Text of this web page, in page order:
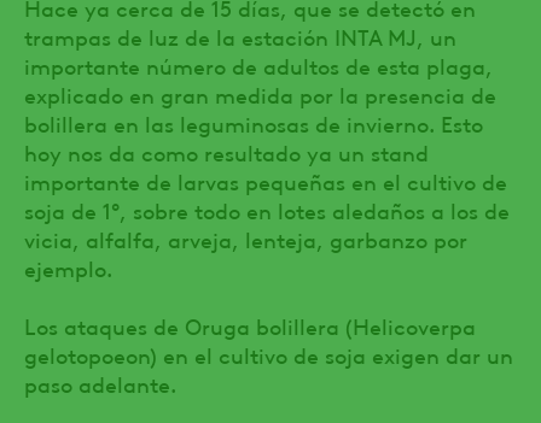
Hace ya cerca de 15 días, que se detectó en
trampas de luz de la estación INTA MJ, un
importante número de adultos de esta plaga,
explicado en gran medida por la presencia de
bolillera en las leguminosas de invierno. Esto
hoy nos da como resultado ya un stand
importante de larvas pequeñas en el cultivo de
soja de 1°, sobre todo en lotes aledaños a los de
vicia, alfalfa, arveja, lenteja, garbanzo por
ejemplo.
Los ataques de Oruga bolillera (Helicoverpa
gelotopoeon) en el cultivo de soja exigen dar un
paso adelante.